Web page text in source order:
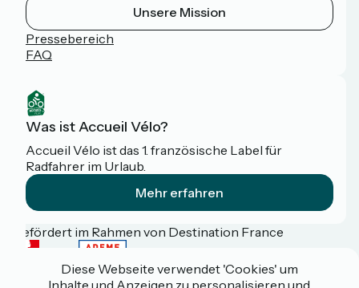
Unsere Mission
Pressebereich
FAQ
Was ist Accueil Vélo?
Accueil Vélo ist das 1. französische Label für
Radfahrer im Urlaub.
Mehr erfahren
Gefördert im Rahmen von Destination France
Diese Webseite verwendet 'Cookies' um
Inhalte und Anzeigen zu personalisieren und